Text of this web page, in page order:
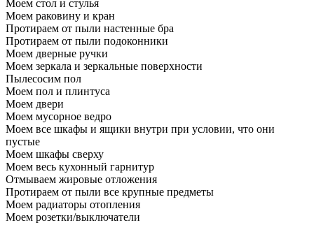
Моем стол и стулья
Моем раковину и кран
Протираем от пыли настенные бра
Протираем от пыли подоконники
Моем дверные ручки
Моем зеркала и зеркальные поверхности
Пылесосим пол
Моем пол и плинтуса
Моем двери
Моем мусорное ведро
Моем все шкафы и ящики внутри при условии, что они
пустые
Моем шкафы сверху
Моем весь кухонный гарнитур
Отмываем жировые отложения
Протираем от пыли все крупные предметы
Моем радиаторы отопления
Моем розетки/выключатели